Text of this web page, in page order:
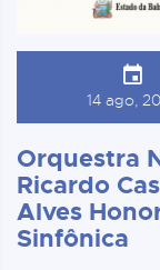
14 ago,
Orquestra
Ricardo
Alves
Sinfônica